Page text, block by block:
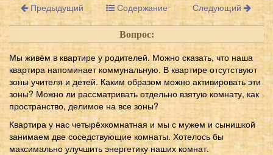
Предыдущий Содержание Следующий
Вопрос:
Мы живём в квартире у родителей. Можно сказать, что наша
квартира напоминает коммунальную. В квартире отсутствуют
зоны учителя и детей. Каким образом можно активировать эти
зоны? Можно ли рассматривать отдельно взятую комнату, как
пространство, делимое на все зоны?
Квартира у нас четырёхкомнатная и мы с мужем и сынишкой
занимаем две соседствующие комнаты. Хотелось бы
максимально улучшить энергетику наших комнат.